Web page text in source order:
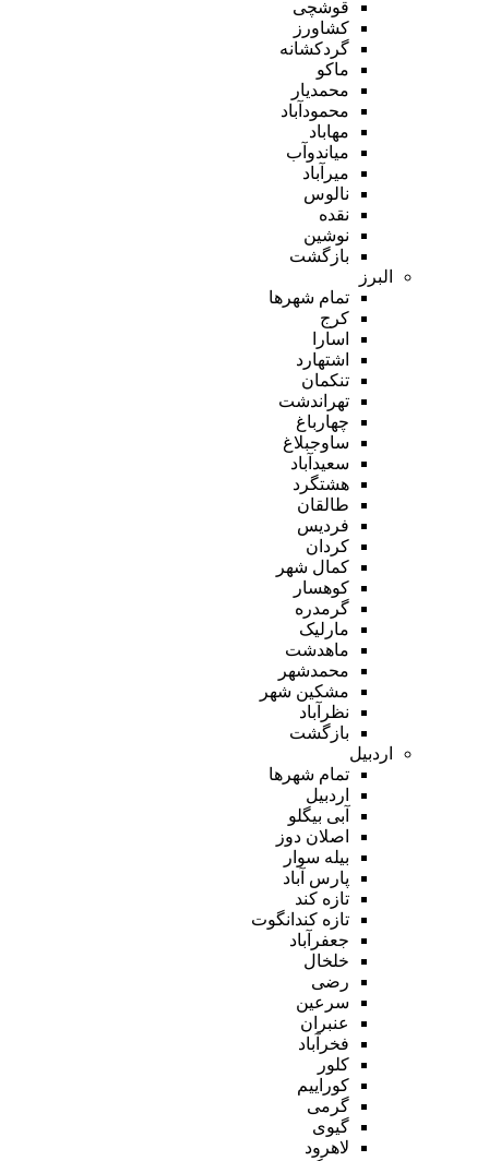
قوشچی
کشاورز
گردکشانه
ماکو
محمدیار
محمودآباد
مهاباد
میاندوآب
میرآباد
نالوس
نقده
نوشین
بازگشت
البرز
تمام شهر‌ها
کرج
اسارا
اشتهارد
تنکمان
تهراندشت
چهارباغ
ساوجبلاغ
سعیدآباد
هشتگرد
طالقان
فردیس
کردان
کمال شهر
کوهسار
گرمدره
مارلیک
ماهدشت
محمدشهر
مشکین شهر
نظرآباد
بازگشت
اردبیل
تمام شهر‌ها
اردبیل
آبی بیگلو
اصلان دوز
بیله سوار
پارس آباد
تازه کند
تازه کندانگوت
جعفرآباد
خلخال
رضی
سرعین
عنبران
فخرآباد
کلور
کوراییم
گرمی
گیوی
لاهرود